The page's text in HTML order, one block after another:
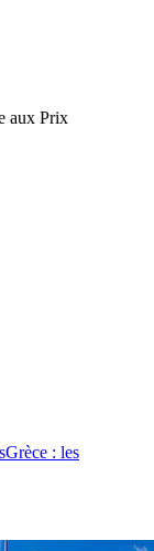
aux Prix
Grèce : les